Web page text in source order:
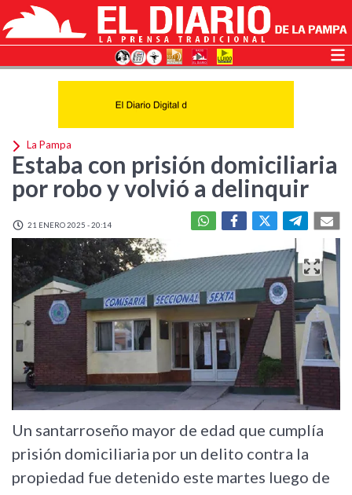
La Pampa
Estaba con prisión domiciliaria
por robo y volvió a delinquir
21 ENERO 2025 - 20:14
Un santarroseño mayor de edad que cumplía
prisión domiciliaria por un delito contra la
propiedad fue detenido este martes luego de